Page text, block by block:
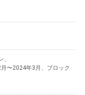
〜2024年3月、ブロック